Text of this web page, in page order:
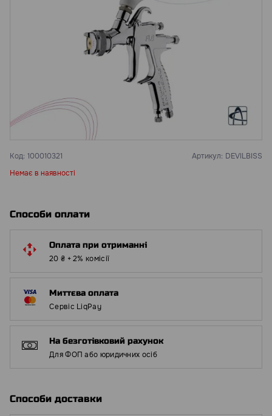
Код: 100010321 Артикул: DEVILBISS
Немає в наявності
Способи оплати
Оплата при отриманні
20 ₴ + 2% комісії
Миттєва оплата
Сервіс LiqPay
На безготівковий рахунок
Для ФОП або юридичних осіб
Способи доставки